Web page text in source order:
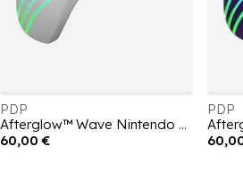
PDP
Afterglow™ Wave Nintendo Wireless Controller: White with Motion
60,00 €
PDP